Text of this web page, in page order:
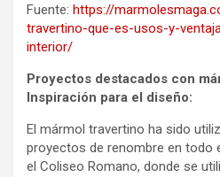
Fuente: https://
travertino-que-es-usos-y-
interior/
Proyectos destacados con
Inspiración para el diseño:
El mármol travertino ha sido
proyectos de renombre en todo
el Coliseo Romano, donde se